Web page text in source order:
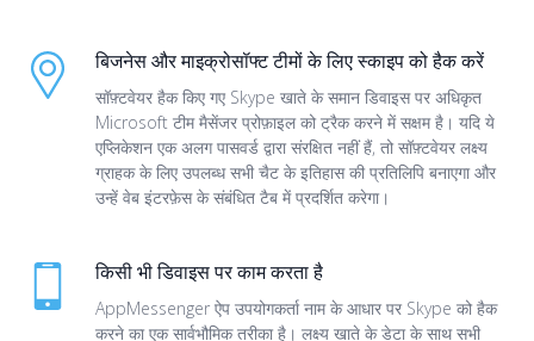
बिजनेस और माइक्रोसॉफ्ट टीमों के लिए स्काइप को हैक करें
सॉफ़्टवेयर हैक किए गए Skype खाते के समान डिवाइस पर अधिकृत
Microsoft टीम मैसेंजर प्रोफ़ाइल को ट्रैक करने में सक्षम है। यदि ये
एप्लिकेशन एक अलग पासवर्ड द्वारा संरक्षित नहीं हैं, तो सॉफ़्टवेयर लक्ष्य
ग्राहक के लिए उपलब्ध सभी चैट के इतिहास की प्रतिलिपि बनाएगा और
उन्हें वेब इंटरफ़ेस के संबंधित टैब में प्रदर्शित करेगा।
किसी भी डिवाइस पर काम करता है
AppMessenger ऐप उपयोगकर्ता नाम के आधार पर Skype को हैक
करने का एक सार्वभौमिक तरीका है। लक्ष्य खाते के डेटा के साथ सभी